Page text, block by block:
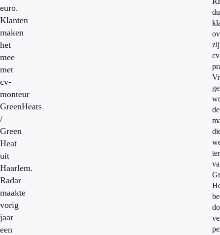
euro.
Klanten
maken
het
mee
met
cv-
monteur
GreenHeats
/
Green
Heat
uit
Haarlem.
Radar
maakte
vorig
jaar
een
de